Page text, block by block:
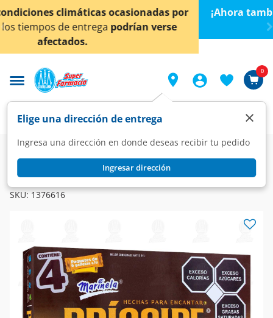
< div class="carousel-inner">
¡Ahora también en Aguascalientes! clic aquípara
conocer detalles.
Elige una dirección de entrega
Ingresa una dirección en donde deseas recibir tu pedido
Ingresar dirección
×
0
Super Alimentos Panadería Galletas y Pastelitos
Galletas Príncipe Marinela Avellana, 252 gr.
SKU: 1376616